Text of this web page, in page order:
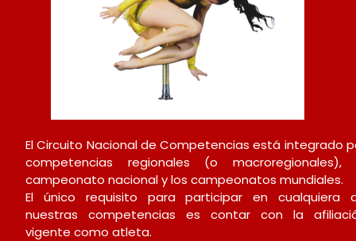
El Circuito Nacional de Competencias está integrado
competencias regionales (o macroregionales),
campeonato nacional y los campeonatos mundiales.
El único requisito para participar en cualquiera
nuestras competencias es contar con la
vigente como atleta.